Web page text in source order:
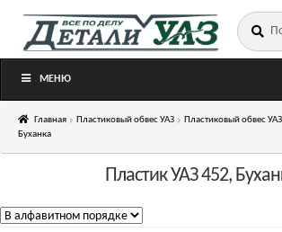
Перейти
Перейти
Искать:
МЕНЮ
Главная Пластиковый обвес УАЗ Пластиковый обвес
Буханка
Пластик УАЗ 452,